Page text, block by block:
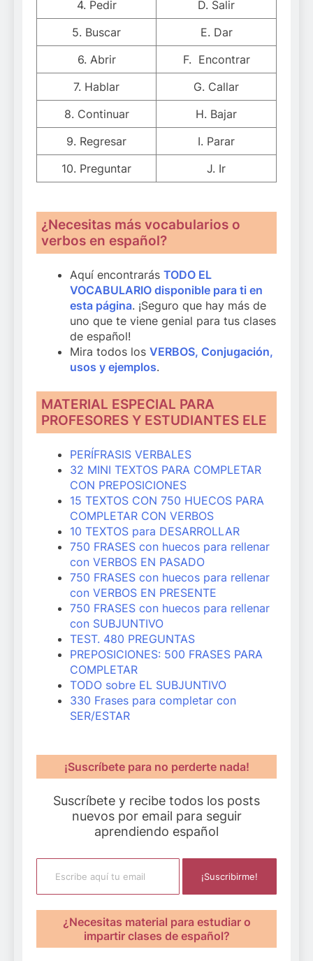
4. Pedir
D. Salir
5. Buscar
E. Dar
6. Abrir
F. Encontrar
7. Hablar
G. Callar
8. Continuar
H. Bajar
9. Regresar
I. Parar
10. Preguntar
J. Ir
¿Necesitas más vocabularios o
verbos en español?
Aquí encontrarás TODO EL
VOCABULARIO disponible para ti en
esta página. ¡Seguro que hay más de
uno que te viene genial para tus clases
de español!
Mira todos los VERBOS, Conjugación,
usos y ejemplos.
MATERIAL ESPECIAL PARA
PROFESORES Y ESTUDIANTES ELE
PERÍFRASIS VERBALES
32 MINI TEXTOS PARA COMPLETAR
CON PREPOSICIONES
15 TEXTOS CON 750 HUECOS PARA
COMPLETAR CON VERBOS
10 TEXTOS para DESARROLLAR
750 FRASES con huecos para rellenar
con VERBOS EN PASADO
750 FRASES con huecos para rellenar
con VERBOS EN PRESENTE
750 FRASES con huecos para rellenar
con SUBJUNTIVO
TEST. 480 PREGUNTAS
PREPOSICIONES: 500 FRASES PARA
COMPLETAR
TODO sobre EL SUBJUNTIVO
330 Frases para completar con
SER/ESTAR
¡Suscríbete para no perderte nada!
Suscríbete y recibe todos los posts
nuevos por email para seguir
aprendiendo español
Escribe aquí tu email
¡Suscribirme!
¿Necesitas material para estudiar o
impartir clases de español?